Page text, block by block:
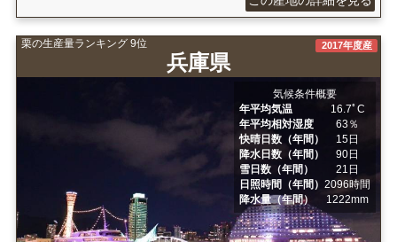
栗の生産量ランキング 9位
兵庫県
2017年度産
気候条件概要
年平均気温
16.7ﾟC
年平均相対湿度
63％
快晴日数（年間）
15日
降水日数（年間）
90日
雪日数（年間）
21日
日照時間（年間）2096時間
降水量（年間）
1222mm